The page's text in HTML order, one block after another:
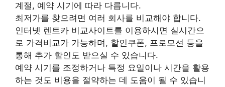
계절, 예약 시기에 따라 다릅니다.
최저가를 찾으려면 여러 회사를 비교해야 합니다.
인터넷 렌트카 비교사이트를 이용하시면 실시간으
로 가격비교가 가능하며, 할인쿠폰, 프로모션 등을
통해 추가 할인도 받으실 수 있습니다.
예약 시기를 조정하거나 특정 요일이나 시간을 활용
하는 것도 비용을 절약하는 데 도움이 될 수 있습니